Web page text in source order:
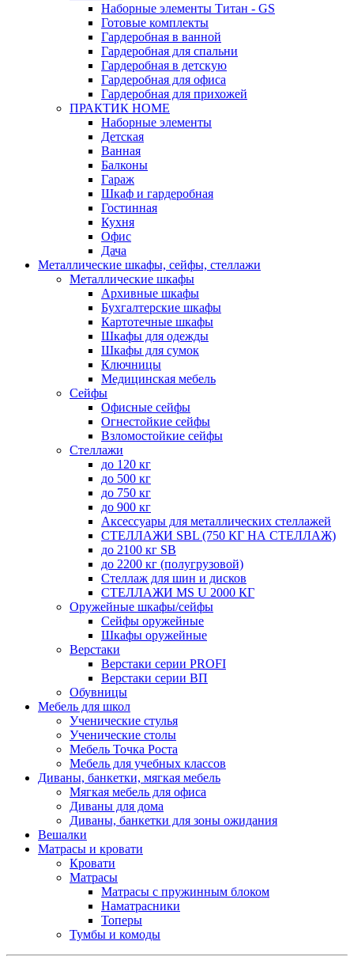
Наборные элементы Титан - GS
Готовые комплекты
Гардеробная в ванной
Гардеробная для спальни
Гардеробная в детскую
Гардеробная для офиса
Гардеробная для прихожей
ПРАКТИК HOME
Наборные элементы
Детская
Ванная
Балконы
Гараж
Шкаф и гардеробная
Гостинная
Кухня
Офис
Дача
Металлические шкафы, сейфы, стеллажи
Металлические шкафы
Архивные шкафы
Бухгалтерские шкафы
Картотечные шкафы
Шкафы для одежды
Шкафы для сумок
Ключницы
Медицинская мебель
Сейфы
Офисные сейфы
Огнестойкие сейфы
Взломостойкие сейфы
Стеллажи
до 120 кг
до 500 кг
до 750 кг
до 900 кг
Аксессуары для металлических стеллажей
СТЕЛЛАЖИ SBL (750 КГ НА СТЕЛЛАЖ)
до 2100 кг SB
до 2200 кг (полугрузовой)
Стеллаж для шин и дисков
СТЕЛЛАЖИ MS U 2000 КГ
Оружейные шкафы/сейфы
Сейфы оружейные
Шкафы оружейные
Верстаки
Верстаки серии PROFI
Верстаки серии ВП
Обувницы
Мебель для школ
Ученические стулья
Ученические столы
Мебель Точка Роста
Мебель для учебных классов
Диваны, банкетки, мягкая мебель
Мягкая мебель для офиса
Диваны для дома
Диваны, банкетки для зоны ожидания
Вешалки
Матрасы и кровати
Кровати
Матрасы
Матрасы с пружинным блоком
Наматрасники
Топеры
Тумбы и комоды